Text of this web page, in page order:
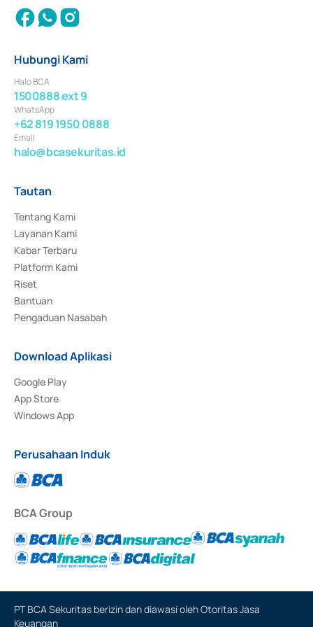
Hubungi Kami
Halo BCA
1500888 ext 9
WhatsApp
+62 819 1950 0888
Email
halo@bcasekuritas.id
Tautan
Tentang Kami
Layanan Kami
Kabar Terbaru
Platform Kami
Riset
Bantuan
Pengaduan Nasabah
Download Aplikasi
Google Play
App Store
Windows App
Perusahaan Induk
BCA Group
PT BCA Sekuritas berizin dan diawasi oleh Otoritas Jasa
Keuangan